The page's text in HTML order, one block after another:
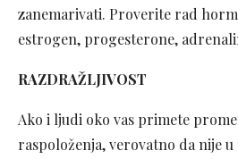
zanemarivati. Proverite rad
estrogen, progesterone,
RAZDRAŽLJIVOST
Ako i ljudi oko vas primete
raspoloženja, verovatno da nije